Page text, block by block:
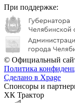
При поддержке:
© Официальный
Политика
Сделано в Xpage
Спонсоры и
ХК Трактор